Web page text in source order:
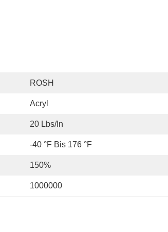
ROSH
Acryl
20 Lbs/in
-40 °F Bis 176 °F
150%
1000000